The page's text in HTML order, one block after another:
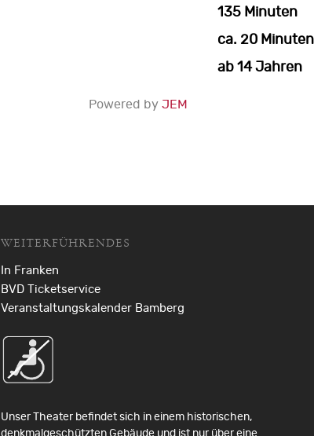
135 Minuten
ca. 20 Minuten
ab 14 Jahren
Powered by JEM
WEITERFÜHRENDES
In Franken
BVD Ticketservice
Veranstaltungskalender Bamberg
Unser Theater befindet sich in einem historischen,
denkmalgeschützten Gebäude und ist nur über eine